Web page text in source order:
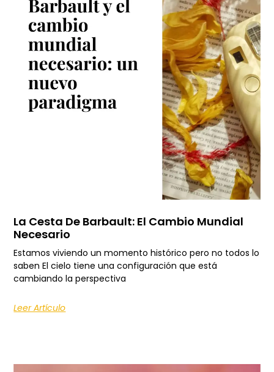
La Cesta De Barbault: El Cambio Mundial
Necesario
Estamos viviendo un momento histórico pero no todos lo
saben El cielo tiene una configuración que está
cambiando la perspectiva
Leer Artículo